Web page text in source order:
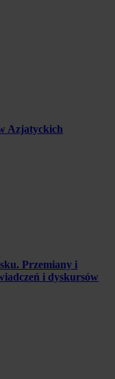
Azjatyckich
Przemiany i
i dyskursów